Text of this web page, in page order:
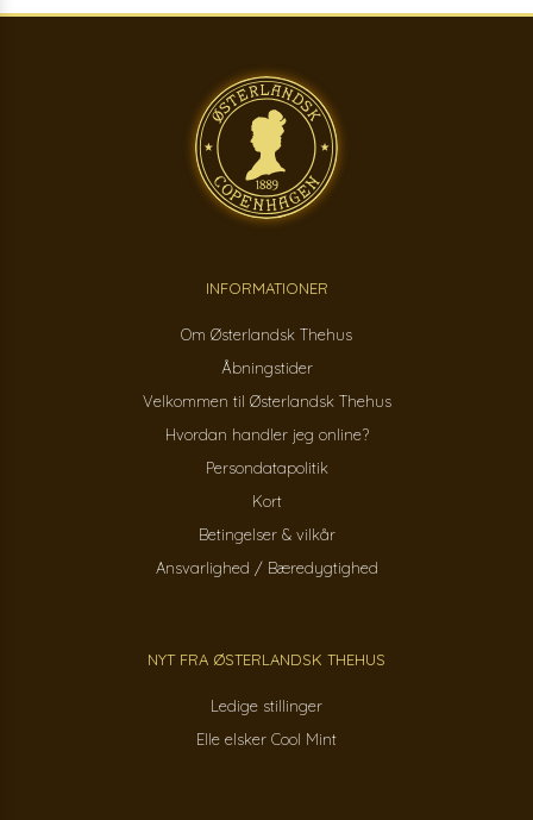
INFORMATIONER
Om Østerlandsk Thehus
Åbningstider
Velkommen til Østerlandsk Thehus
Hvordan handler jeg online?
Persondatapolitik
Kort
Betingelser & vilkår
Ansvarlighed / Bæredygtighed
NYT FRA ØSTERLANDSK THEHUS
Ledige stillinger
Elle elsker Cool Mint